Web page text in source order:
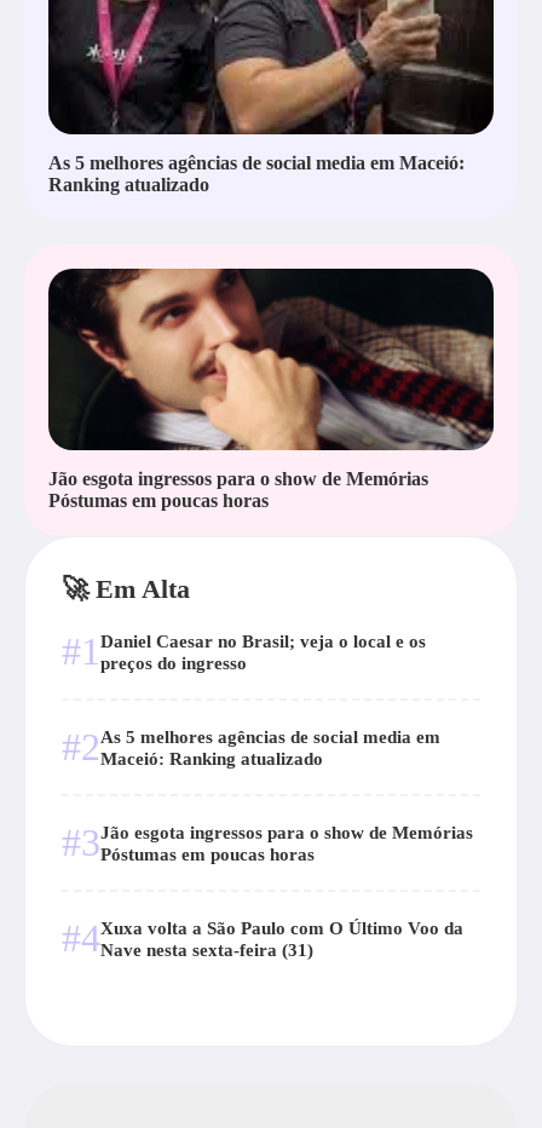
As 5 melhores agências de social media em Maceió:
Ranking atualizado
Jão esgota ingressos para o show de Memórias
Póstumas em poucas horas
🚀 Em Alta
#1 Daniel Caesar no Brasil; veja o local e os
preços do ingresso
#2As 5 melhores agências de social media em
Maceió: Ranking atualizado
#3Jão esgota ingressos para o show de Memórias
Póstumas em poucas horas
#4Xuxa volta a São Paulo com O Último Voo da
Nave nesta sexta-feira (31)